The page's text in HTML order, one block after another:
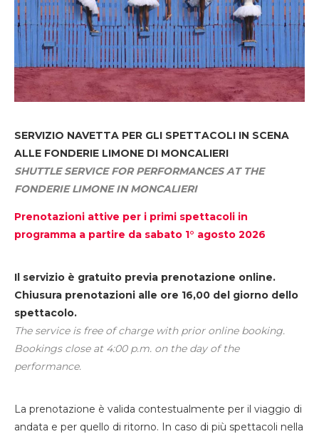
SERVIZIO NAVETTA PER GLI SPETTACOLI IN SCENA
ALLE FONDERIE LIMONE DI MONCALIERI
SHUTTLE SERVICE FOR PERFORMANCES AT THE
FONDERIE LIMONE IN MONCALIERI
Prenotazioni attive per i primi spettacoli in
programma a partire da sabato 1° agosto 2026
Il servizio è gratuito previa prenotazione online.
Chiusura prenotazioni alle ore 16,00 del giorno dello
spettacolo.
The service is free of charge with prior online booking.
Bookings close at 4:00 p.m. on the day of the
performance.
La prenotazione è valida contestualmente per il viaggio di
andata e per quello di ritorno. In caso di più spettacoli nella